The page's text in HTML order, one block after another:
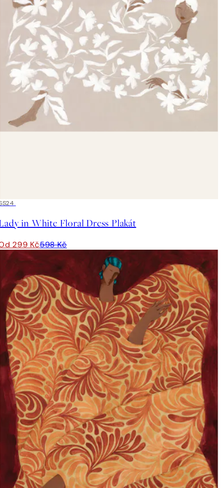
in White Floral Dress Plakát
299 Kč598 Kč